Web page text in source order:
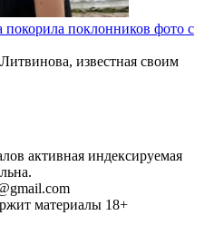
покорила поклонников фото с
известная своим
активная индексируемая
материалы 18+